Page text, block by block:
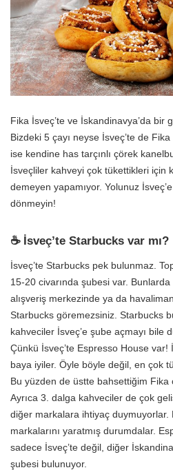
Fika İsveç’te ve İskandinavya’da bir
Bizdeki 5 çayı neyse İsveç’te de Fika
ise kendine has tarçınlı çörek
İsveçliler kahveyi çok tükettikleri için
demeyen yapamıyor. Yolunuz
dönmeyin!
☕ İsveç’te Starbucks var mı?
İsveç’te Starbucks pek bulunmaz.
15-20 civarında şubesi var.
alışveriş merkezinde ya da
Starbucks göremezsiniz. Starbucks
kahveciler İsveç’e şube açmayı bile
Çünkü İsveç’te Espresso House
baya iyiler. Öyle böyle değil, en çok
Bu yüzden de üstte bahsettiğim Fika
Ayrıca 3. dalga kahveciler de çok
diğer markalara ihtiyaç duymuyorlar.
markalarını yaratmış durumdalar.
sadece İsveç’te değil, diğer
şubesi bulunuyor.